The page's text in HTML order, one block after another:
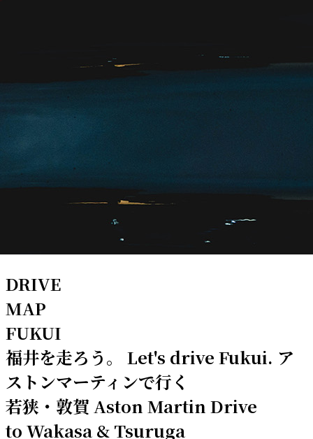
DRIVE
MAP
FUKUI
福井を走ろう。 Let's drive Fukui. ア
ストンマーティンで行く
若狭・敦賀 Aston Martin Drive
to Wakasa & Tsuruga